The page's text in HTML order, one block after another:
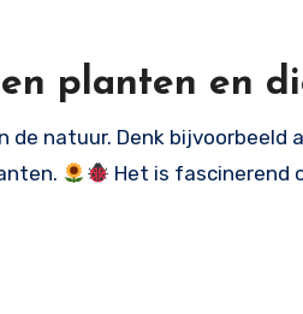
planten en
de natuur. Denk bijvoorbeeld
Het is fascinerend